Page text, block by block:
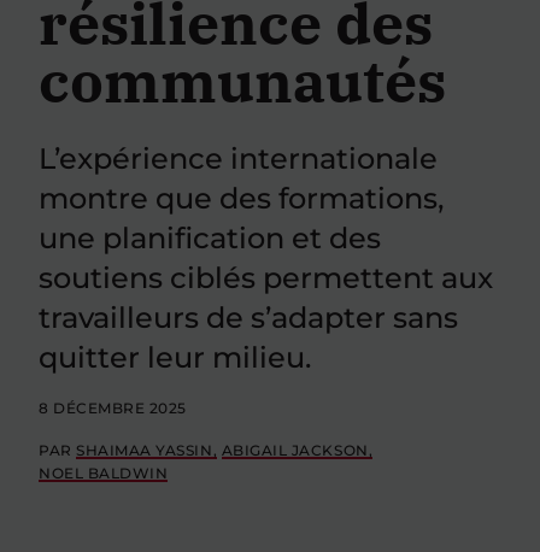
résilience des
communautés
L’expérience internationale
montre que des formations,
une planification et des
soutiens ciblés permettent aux
travailleurs de s’adapter sans
quitter leur milieu.
8 DÉCEMBRE 2025
PAR SHAIMAA YASSIN ABIGAIL JACKSON
NOEL BALDWIN